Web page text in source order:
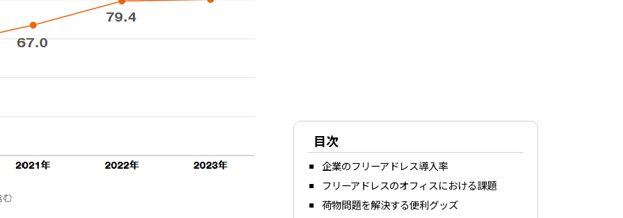
目次
企業のフリーアドレス導入率
フリーアドレスのオフィスにおける課題
荷物問題を解決する便利グッズ